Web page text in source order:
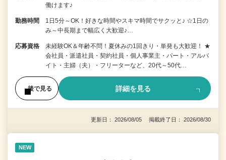
働けます♪
勤務時間
1日5分～OK！好きな時間やスキマ時間でサクッと♪ ☆1日の
み～中長期まで幅広く大歓迎♪…
応募資格
未経験OK＆年齢不問！夏休みの1回きり・単発も大歓迎！ ★
会社員・派遣社員・契約社員・個人事業主・パート・アルバ
イト・主婦（夫）・フリーターなど、20代～50代…
後で見る 詳細を見る
更新日： 2026/08/05 掲載終了日： 2026/08/30
NEW